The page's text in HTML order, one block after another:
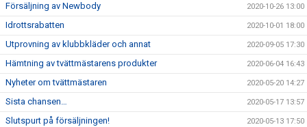
Försäljning av Newbody 2020-10-26 13:00
Idrottsrabatten 2020-10-01 18:00
Utprovning av klubbkläder och annat 2020-09-05 17:30
Hämtning av tvättmästarens produkter 2020-06-04 16:43
Nyheter om tvättmästaren 2020-05-20 14:27
Sista chansen… 2020-05-17 13:57
Slutspurt på försäljningen! 2020-05-13 17:50